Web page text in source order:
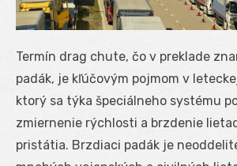
Termín drag chute, čo v preklade
padák, je kľúčovým pojmom v
ktorý sa týka špeciálneho systému
zmiernenie rýchlosti a brzdenie
pristátia. Brzdiaci padák je